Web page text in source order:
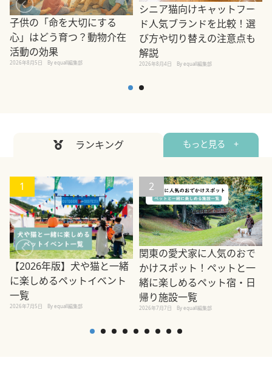
子供の「命を大切にする
心」はどう育つ？動物介在
活動の効果
2026年8月5日 By equall編集部
シニア猫向けキャットフー
ド人気ブランドを比較！選
び方や切り替えの注意点も
解説
2026年8月4日 By equall編集部
ランキング もっと見る +
1
【2026年版】犬や猫と一緒
に楽しめるペットイベント
一覧
2026年7月5日 By equall編集部
2
関東の愛犬家に人気のおで
かけスポット！ペットと一
緒に楽しめるペット宿・日
帰り施設一覧
2026年7月7日 By equall編集部